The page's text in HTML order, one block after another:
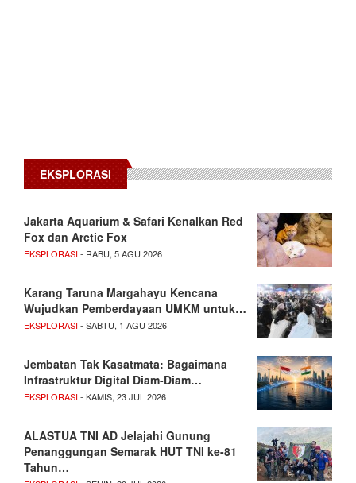
EKSPLORASI
Jakarta Aquarium & Safari Kenalkan Red
Fox dan Arctic Fox
EKSPLORASI- RABU, 5 AGU 2026
Karang Taruna Margahayu Kencana
Wujudkan Pemberdayaan UMKM untuk…
EKSPLORASI- SABTU, 1 AGU 2026
Jembatan Tak Kasatmata: Bagaimana
Infrastruktur Digital Diam-Diam…
EKSPLORASI- KAMIS, 23 JUL 2026
ALASTUA TNI AD Jelajahi Gunung
Penanggungan Semarak HUT TNI ke-81
Tahun…